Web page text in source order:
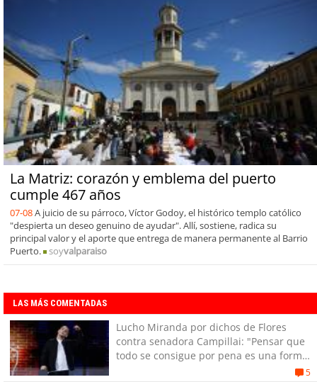
La Matriz: corazón y emblema del puerto
cumple 467 años
07-08A juicio de su párroco, Víctor Godoy, el histórico templo católico
"despierta un deseo genuino de ayudar". Allí, sostiene, radica su
principal valor y el aporte que entrega de manera permanente al Barrio
Puerto.
soyvalparaiso
LAS MÁS COMENTADAS
Lucho Miranda por dichos de Flores
contra senadora Campillai: "Pensar que
todo se consigue por pena es una forma
5